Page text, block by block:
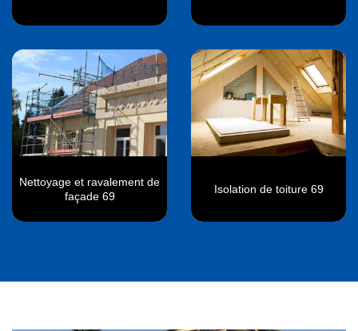
Nettoyage et ravalement de
façade 69
Isolation de toiture 69